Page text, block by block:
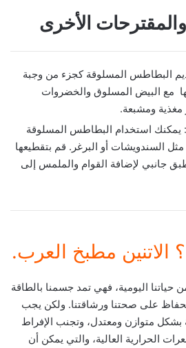
الأخرى
البطاطس المسلوقة كجزء من وجبة
مع البيض المسلوق والخضروات
مغذية ومشبعة.
يمكنك استخدام البطاطس المسلوقة
السندويشات أو البرغر. قم بتقطيعها
جانبي لإضافة القوام والملمس إلى
الاتنين مطبخ العرب.
اليومية، فهي تمد جسمنا بالطاقة
للحفاظ على صحتنا ورشاقتنا. ولكن يجب
متوازن ومعتدل، وتجنب الإفراط
الحرارية العالية، والتي يمكن أن